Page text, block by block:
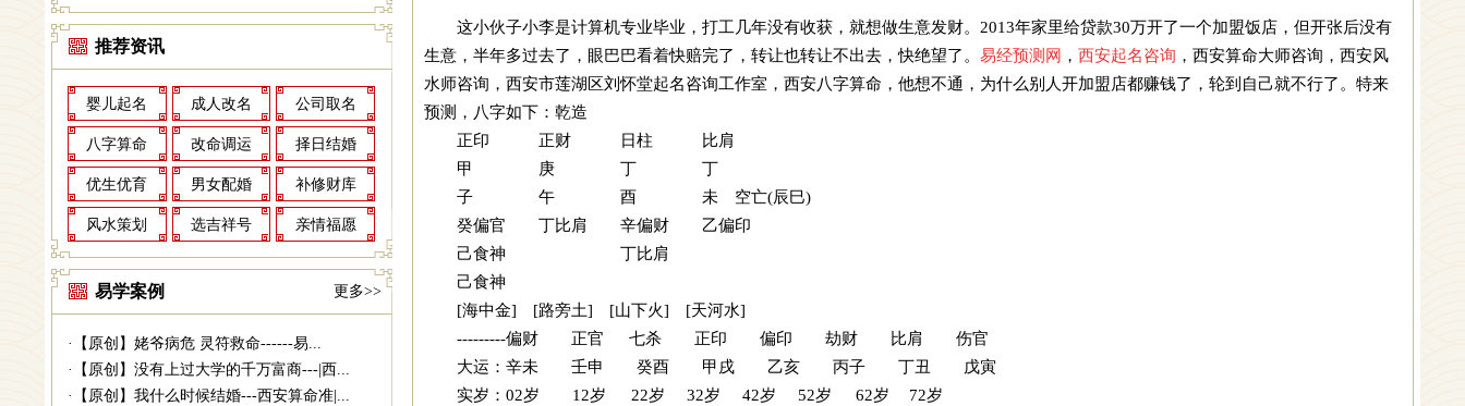
推荐资讯
婴儿起名 成人改名 公司取名
八字算命 改命调运 择日结婚
优生优育 男女配婚 补修财库
风水策划 选吉祥号 亲情福愿
易学案例 更多>>
·
【原创】姥爷病危 灵符救命------易...
·
【原创】没有上过大学的千万富商---|西...
·
【原创】我什么时候结婚---西安算命准|...
这小伙子小李是计算机专业毕业，打工几年没有收获，就想做生意发财。2013年家里给贷款30万开了一个加盟饭店，但开张后没有
生意，半年多过去了，眼巴巴看着快赔完了，转让也转让不出去，快绝望了。 易经预测网 ， 西安起名咨询 ， 西安算命大师咨询 ， 西安风
水师咨询 ， 西安市莲湖区刘怀堂起名咨询工作室 ， 西安八字算命 ，他想不通，为什么别人开加盟店都赚钱了，轮到自己就不行了。特来
预测，八字如下：乾造
正印 正财 日柱 比肩
甲 庚 丁 丁
子 午 酉 未 空亡(辰巳)
癸偏官 丁比肩 辛偏财 乙偏印
己食神 丁比肩
己食神
[海中金] [路旁土] [山下火] [天河水]
---------偏财 正官 七杀 正印 偏印 劫财 比肩 伤官
大运：辛未 壬申 癸酉 甲戌 乙亥 丙子 丁丑 戊寅
实岁：02岁 12岁 22岁 32岁 42岁 52岁 62岁 72岁